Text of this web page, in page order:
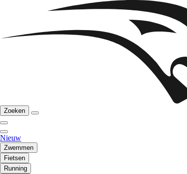
Zoeken
Nieuw
Zwemmen
Fietsen
Running